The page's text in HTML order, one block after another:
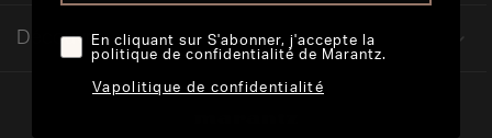
DécouvrirEn cliquant sur S'abonner, j'accepte la
politique de confidentialité de Marantz.
Vapolitique de confidentialité